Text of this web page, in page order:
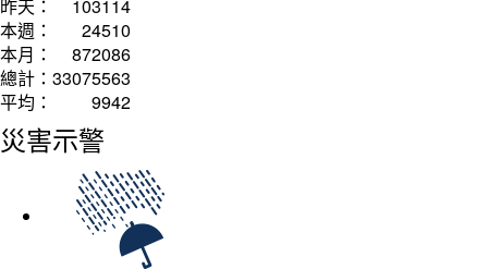
昨天：
103114
本週：
24510
本月：
872086
總計： 33075563
平均：
9942
災害示警